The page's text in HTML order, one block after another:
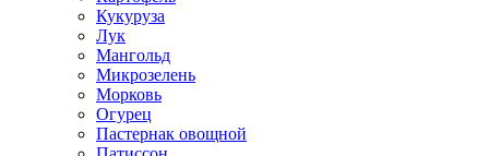
Кукуруза
Лук
Мангольд
Микрозелень
Морковь
Огурец
Пастернак овощной